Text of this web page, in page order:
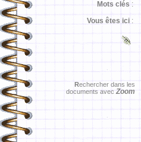
Mots clés :
Vous êtes ici :
Rechercher dans les
documents avec Zoom